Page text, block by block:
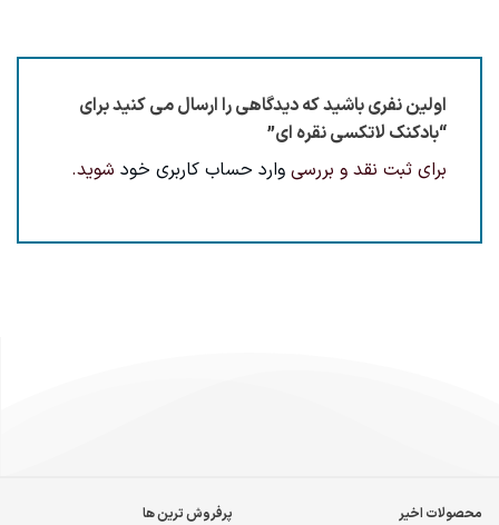
اولین نفری باشید که دیدگاهی را ارسال می کنید برای
“بادکنک لاتکسی نقره ای”
برای ثبت نقد و بررسی وارد حساب کاربری خود شوید.
محصولات اخیر پرفروش ترین ها